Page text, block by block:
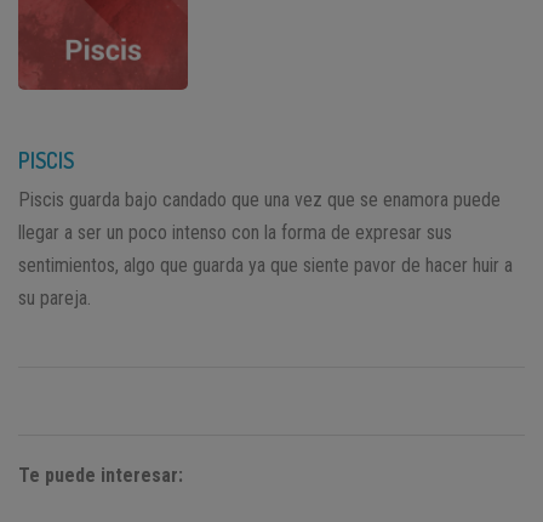
PISCIS
Piscis guarda bajo candado que una vez que se enamora puede
llegar a ser un poco intenso con la forma de expresar sus
sentimientos, algo que guarda ya que siente pavor de hacer huir a
su pareja.
Te puede interesar: